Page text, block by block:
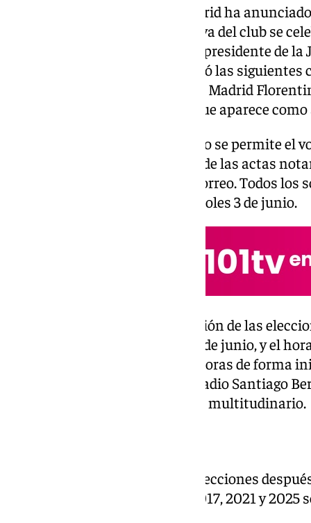
La Junta Electoral del Real Madrid ha
presidencia y a la Junta Directiva del club se
próximo domingo 7 de junio. El presidente de
José Manuel de Carlos, proclamó las
hasta ahora presidente del Real Madrid
alicantino Enrique Riquelme, que aparece
En las elecciones del club blanco se permite el
encargará de devolver el dinero de las actas
ejercer su derecho a votar por correo. Todos
pedirlo en el club hasta el miércoles 3 de junio.
El lugar elegido para la celebración de las
Baloncesto del club blanco, el 7 de junio, y el
será entre las 9.00 y las 20.00 horas de forma
se han podido realizar en el Estadio Santiago
Papa León XIV, que será un acto multitudinario.
El club de la capital celebrará elecciones
convocatorias de 2009, 2013, 2017, 2021 y